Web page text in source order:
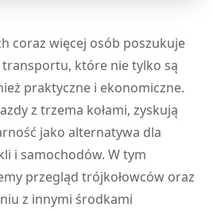
coraz więcej osób poszukuje
które nie tylko są
praktyczne i ekonomiczne.
z trzema kołami, zyskują
jako alternatywa dla
i samochodów. W tym
przegląd trójkołowców oraz
z innymi środkami